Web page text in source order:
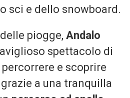
sci e dello snowboard.
piogge, Andalo
spettacolo di
percorrere e scoprire
a una tranquilla